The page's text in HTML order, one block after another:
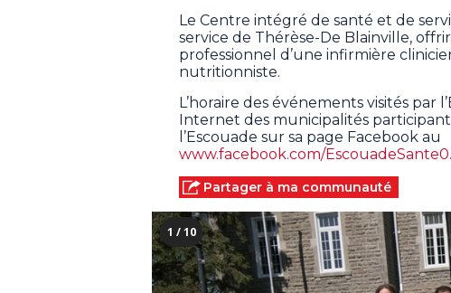
Le Centre intégré de santé et de
service de Thérèse-De Blainville,
professionnel d’une infirmière
nutritionniste.
L’horaire des événements visités par
Internet des municipalités
l’Escouade sur sa page Facebook au
www.facebook.com/
Partager à ma communauté
1 / 10